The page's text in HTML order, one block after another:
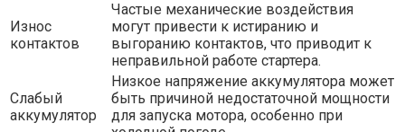
Износ
контактов
Частые механические воздействия
могут привести к истиранию и
выгоранию контактов, что приводит к
неправильной работе стартера.
Слабый
аккумулятор
Низкое напряжение аккумулятора может
быть причиной недостаточной мощности
для запуска мотора, особенно при